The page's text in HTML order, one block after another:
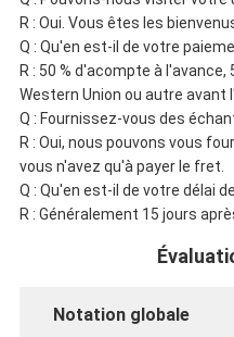
R : Oui. Vous êtes les
Q : Qu'en est-il de votre
R : 50 % d'acompte à l'avance,
Western Union ou autre avant
Q : Fournissez-vous des
R : Oui, nous pouvons vous
vous n'avez qu'à payer le fret.
Q : Qu'en est-il de votre délai
R : Généralement 15 jours
Notation globale